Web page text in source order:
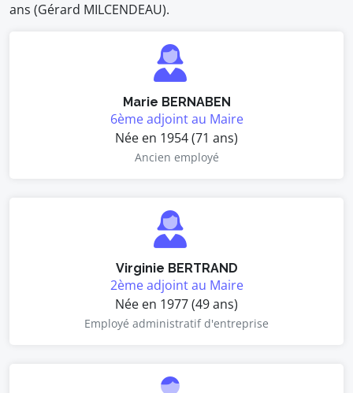
ans (Gérard MILCENDEAU).
Marie BERNABEN
6ème adjoint au Maire
Née en 1954 (71 ans)
Ancien employé
Virginie BERTRAND
2ème adjoint au Maire
Née en 1977 (49 ans)
Employé administratif d'entreprise